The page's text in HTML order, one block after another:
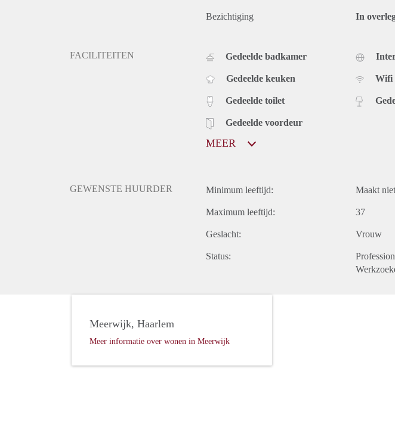
Bezichtiging In
FACILITEITEN Gedeelde badkamer
Gedeelde keuken
Gedeelde toilet
Gedeelde voordeur
Wifi
MEER
GEWENSTE HUURDER Minimum leeftijd: Maakt
Maximum leeftijd: 37
Geslacht: Vrouw
Status:
Meerwijk, Haarlem
Meer informatie over wonen in Meerwijk